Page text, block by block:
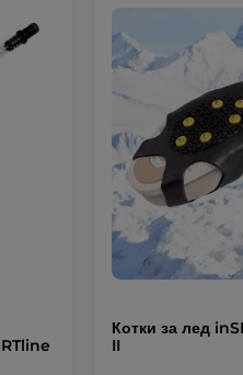
Котки за лед
II